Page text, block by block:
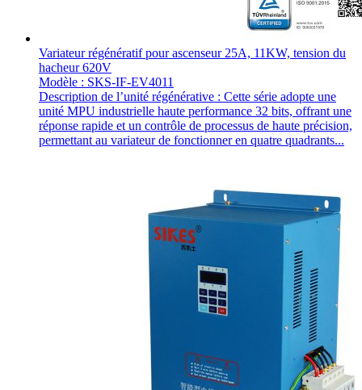
Variateur régénératif pour ascenseur 25A, 11KW, tension du
hacheur 620V
Modèle : SKS-IF-EV4011
Description de l’unité régénérative : Cette série adopte une
unité MPU industrielle haute performance 32 bits, offrant une
réponse rapide et un contrôle de processus de haute précision,
permettant au variateur de fonctionner en quatre quadrants...